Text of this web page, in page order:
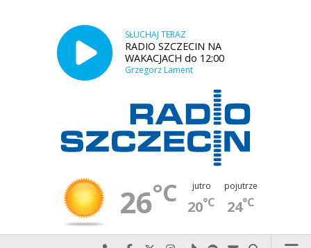
SŁUCHAJ TERAZ
RADIO SZCZECIN NA
WAKACJACH do 12:00
Grzegorz Lament
26°C jutro
20°C
pojutrze
24°C